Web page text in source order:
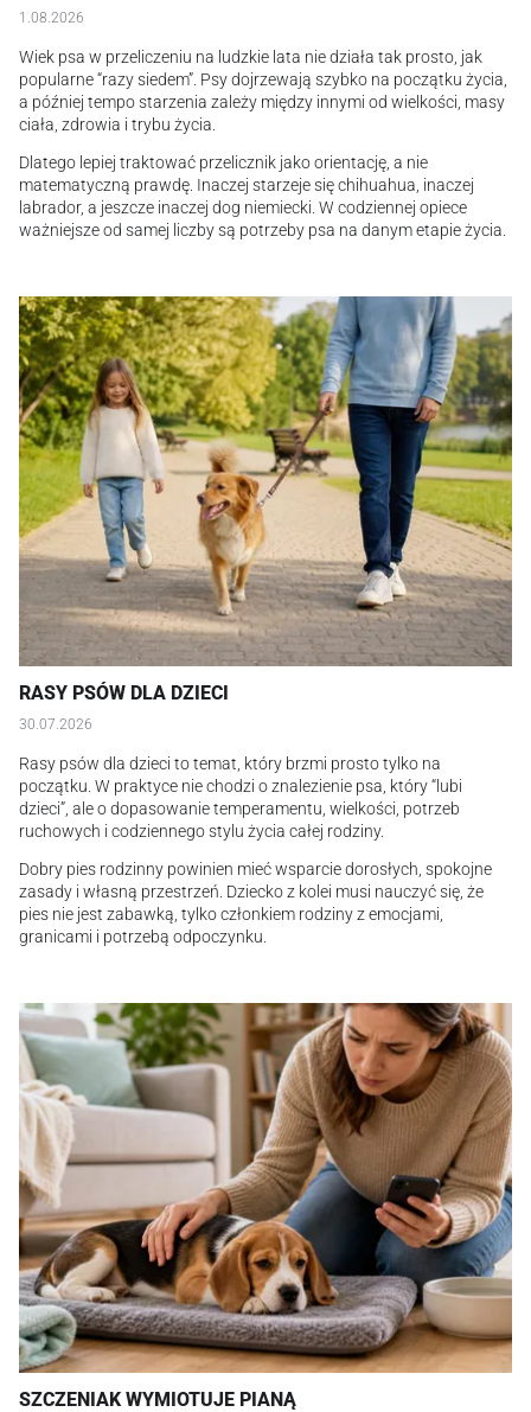
1.08.2026
Wiek psa w przeliczeniu na ludzkie lata nie działa tak prosto, jak
popularne “razy siedem”. Psy dojrzewają szybko na początku życia,
a później tempo starzenia zależy między innymi od wielkości, masy
ciała, zdrowia i trybu życia.
Dlatego lepiej traktować przelicznik jako orientację, a nie
matematyczną prawdę. Inaczej starzeje się chihuahua, inaczej
labrador, a jeszcze inaczej dog niemiecki. W codziennej opiece
ważniejsze od samej liczby są potrzeby psa na danym etapie życia.
RASY PSÓW DLA DZIECI
30.07.2026
Rasy psów dla dzieci to temat, który brzmi prosto tylko na
początku. W praktyce nie chodzi o znalezienie psa, który “lubi
dzieci”, ale o dopasowanie temperamentu, wielkości, potrzeb
ruchowych i codziennego stylu życia całej rodziny.
Dobry pies rodzinny powinien mieć wsparcie dorosłych, spokojne
zasady i własną przestrzeń. Dziecko z kolei musi nauczyć się, że
pies nie jest zabawką, tylko członkiem rodziny z emocjami,
granicami i potrzebą odpoczynku.
SZCZENIAK WYMIOTUJE PIANĄ